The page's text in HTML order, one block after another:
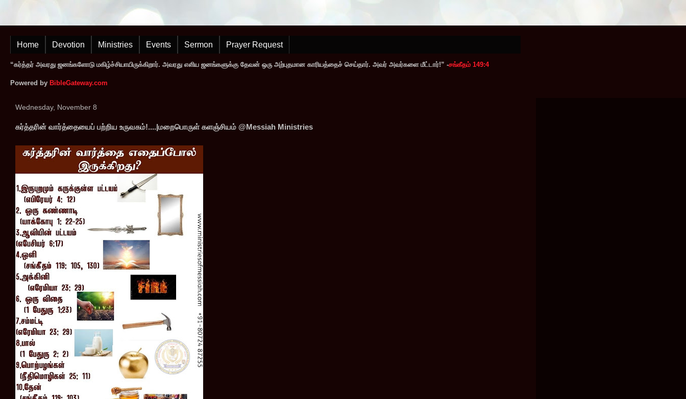
Home Devotion Ministries Events Sermon Prayer Request
“கர்த்தர் அவரது ஜனங்களோடு மகிழ்ச்சியாயிருக்கிறார். அவரது எளிய ஜனங்களுக்கு தேவன் ஒரு அற்புதமான காரியத்தைச் செய்தார். அவர் அவர்களை மீட்டார்!” -சங்கீதம் 149:4
Powered by BibleGateway.com
Wednesday, November 8
கர்த்தரின் வார்த்தையைப் பற்றிய உருவகம்!....|மறைபொருள் களஞ்சியம் @Messiah Ministries